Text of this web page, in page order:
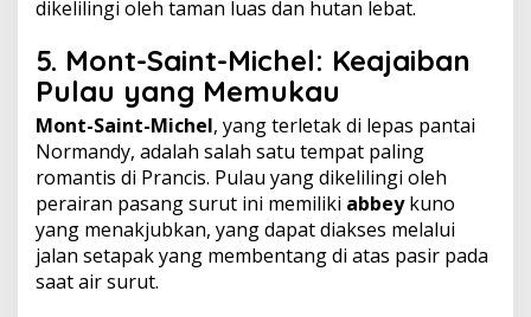
dikelilingi oleh taman luas dan hutan lebat.
5. Mont-Saint-Michel: Keajaiban
Pulau yang Memukau
Mont-Saint-Michel, yang terletak di lepas pantai
Normandy, adalah salah satu tempat paling
romantis di Prancis. Pulau yang dikelilingi oleh
perairan pasang surut ini memiliki abbeykuno
yang menakjubkan, yang dapat diakses melalui
jalan setapak yang membentang di atas pasir pada
saat air surut.